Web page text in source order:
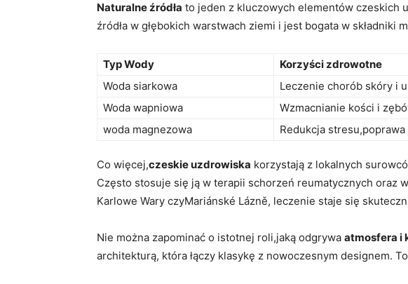
Naturalne źródła to jeden‍ z kluczowych elementów czeskich
źródła ‌w głębokich warstwach⁢ ziemi i jest bogata w składniki
Typ Wody
Korzyści zdrowotne
Woda siarkowa
Leczenie chorób skóry⁣ i
Woda ‍wapniowa
Wzmacnianie ⁤kości i
woda magnezowa
Redukcja
Co⁤ więcej,czeskie ⁤uzdrowiska korzystają z lokalnych
Często stosuje się ją w terapii ‌schorzeń reumatycznych oraz
Karlowe Wary czyMariánské Lázně, leczenie staje się
Nie można zapominać ‍o ⁣istotnej roli,jaką odgrywa atmosfera i
architekturą, która łączy klasykę z nowoczesnym designem.